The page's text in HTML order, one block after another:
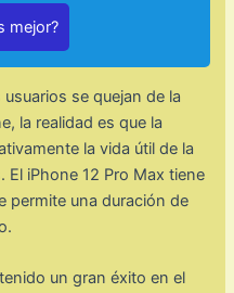
mejor?
se quejan de la
la realidad es que la
la vida útil de la
iPhone 12 Pro Max tiene
permite una duración de
un gran éxito en el